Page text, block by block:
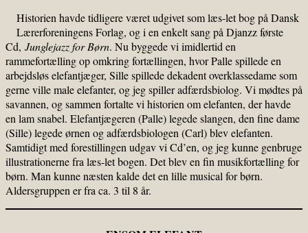
Historien havde tidligere været udgivet som læs-let bog på Dansk
Lærerforeningens Forlag, og i en enkelt sang på Djanzz første
Cd, Junglejazz for Børn. Nu byggede vi imidlertid en
rammefortælling op omkring fortællingen, hvor Palle spillede en
arbejdsløs elefantjæger, Sille spillede dekadent overklassedame som
gerne ville male elefanter, og jeg spiller adfærdsbiolog. Vi mødtes på
savannen, og sammen fortalte vi historien om elefanten, der havde
en lam snabel. Elefantjægeren (Palle) legede slangen, den fine dame
(Sille) legede ørnen og adfærdsbiologen (Carl) blev elefanten.
Samtidigt med forestillingen udgav vi Cd’en, og jeg kunne genbruge
illustrationerne fra læs-let bogen. Det blev en fin musikfortælling for
børn. Man kunne næsten kalde det en lille musical for børn.
Aldersgruppen er fra ca. 3 til 8 år.